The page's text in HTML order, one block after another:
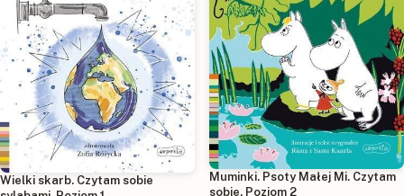
Wielki skarb. Czytam sobie
Muminki. Psoty Małej Mi. Czytam
sobie. Poziom 2